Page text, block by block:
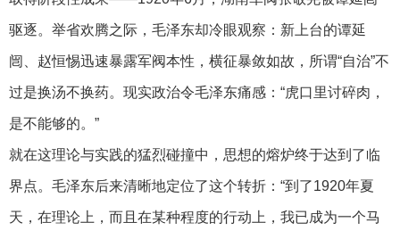
驱逐。举省欢腾之际，毛泽东却冷眼观察：新上台的谭延
闿、赵恒惕迅速暴露军阀本性，横征暴敛如故，所谓“自治”不
过是换汤不换药。现实政治令毛泽东痛感：“虎口里讨碎肉，
是不能够的。”
就在这理论与实践的猛烈碰撞中，思想的熔炉终于达到了临
界点。毛泽东后来清晰地定位了这个转折：“到了1920年夏
天，在理论上，而且在某种程度的行动上，我已成为一个马